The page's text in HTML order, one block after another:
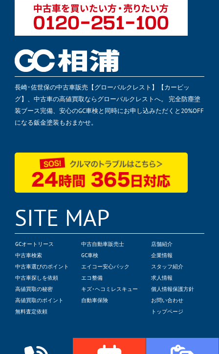
長崎･佐世保の中古車販売【グローバルクレスト】【カービッ
グ】、中古車の高値買取ならグローバルクレストへ。 完全防塵塗
装ブース完備、安心のGC車検と同時にお申し込みただくと20%OFF
になる鈑金塗装もおまかせ。
SITE MAP
GCオートリース
中古車検索
中古車選びのポイント
中古車探しを依頼
高値買取の秘密
高値買取のポイント
無料査定依頼
中古自動車販売士
GC車検
エイコー安心パック
エコ整備
キズ･ヘコミレスキュー
自動車保険
店舗紹介
企業情報
スタッフ紹介
求人情報
個人情報保護方針
お問い合わせ
トップページ